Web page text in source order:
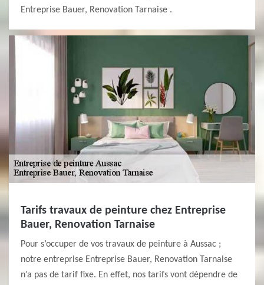
Entreprise Bauer, Renovation Tarnaise .
Tarifs travaux de peinture chez Entreprise
Bauer, Renovation Tarnaise
Pour s’occuper de vos travaux de peinture à Aussac ;
notre entreprise Entreprise Bauer, Renovation Tarnaise
n’a pas de tarif fixe. En effet, nos tarifs vont dépendre de